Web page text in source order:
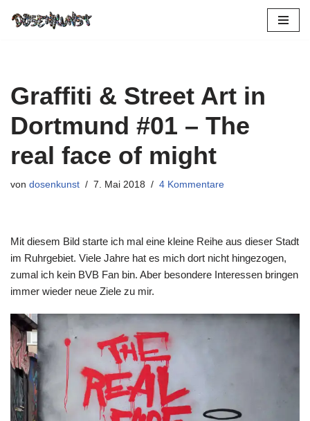
Graffiti & Street Art in
Dortmund #01 – The
real face of might
von dosenkunst 7. Mai 2018 4 Kommentare
Mit diesem Bild starte ich mal eine kleine Reihe aus dieser Stadt
im Ruhrgebiet. Viele Jahre hat es mich dort nicht hingezogen,
zumal ich kein BVB Fan bin. Aber besondere Interessen bringen
immer wieder neue Ziele zu mir.